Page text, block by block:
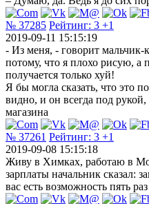
№ 37285 Рейтинг: 3 +1
2019-09-11 15:15:19
- Из меня, - говорит
потому, что я плохо рисую, а
получается только хуй!
Я бы могла сказать, что это
видно, и он всегда под
магазина
№ 37261 Рейтинг: 3 +1
2019-09-08 15:15:18
Живу в Химках, работаю в
зарплаты начальник сказал:
вас есть возможность пять